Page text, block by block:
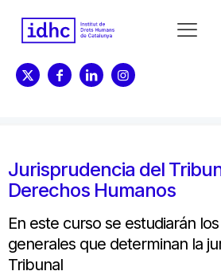
Jurisprudencia del
Derechos Humanos
En este curso se estudiarán
generales que determinan la
Tribunal